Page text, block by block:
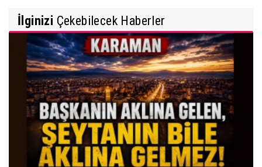
İlginizi Çekebilecek Haberler